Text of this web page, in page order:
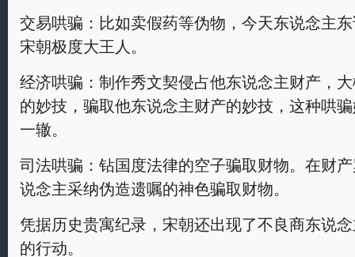
交易哄骗：比如卖假药等伪物，今天东说念主
宋朝极度大王人。
经济哄骗：制作秀文契侵占他东说念主财产，
的妙技，骗取他东说念主财产的妙技，这种哄
一辙。
司法哄骗：钻国度法律的空子骗取财物。在财
说念主采纳伪造遗嘱的神色骗取财物。
凭据历史贵寓纪录，宋朝还出现了不良商东说
的行动。